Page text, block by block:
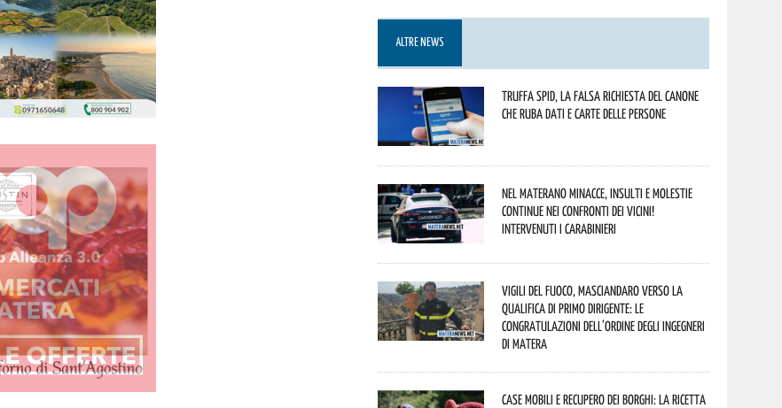
ALTRE NEWS
Truffa Spid, la falsa richiesta del canone
che ruba dati e carte delle persone
Nel materano minacce, insulti e molestie
continue nei confronti dei vicini!
Intervenuti i Carabinieri
Vigili del Fuoco, Masciandaro verso la
qualifica di Primo Dirigente: le
congratulazioni dell’Ordine degli Ingegneri
di Matera
Case mobili e recupero dei borghi: la ricetta